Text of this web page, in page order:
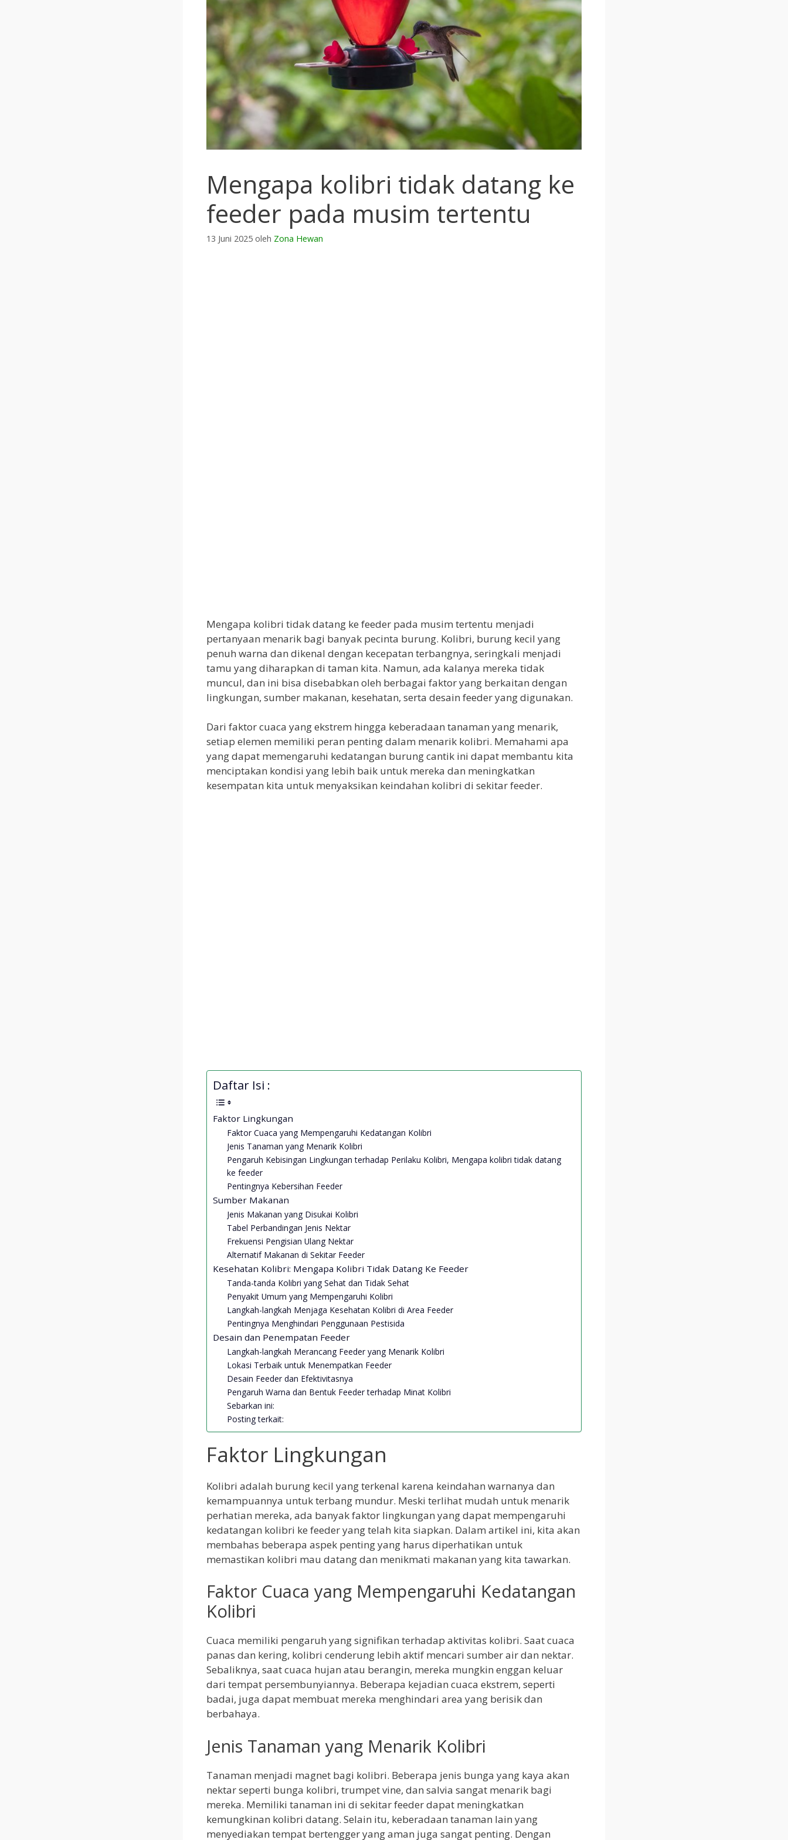
Mengapa kolibri tidak datang ke
feeder pada musim tertentu
13 Juni 2025 oleh Zona Hewan
Mengapa kolibri tidak datang ke feeder pada musim tertentu menjadi
pertanyaan menarik bagi banyak pecinta burung. Kolibri, burung kecil yang
penuh warna dan dikenal dengan kecepatan terbangnya, seringkali menjadi
tamu yang diharapkan di taman kita. Namun, ada kalanya mereka tidak
muncul, dan ini bisa disebabkan oleh berbagai faktor yang berkaitan dengan
lingkungan, sumber makanan, kesehatan, serta desain feeder yang digunakan.
Dari faktor cuaca yang ekstrem hingga keberadaan tanaman yang menarik,
setiap elemen memiliki peran penting dalam menarik kolibri. Memahami apa
yang dapat memengaruhi kedatangan burung cantik ini dapat membantu kita
menciptakan kondisi yang lebih baik untuk mereka dan meningkatkan
kesempatan kita untuk menyaksikan keindahan kolibri di sekitar feeder.
Daftar Isi :
Faktor Lingkungan
Faktor Cuaca yang Mempengaruhi Kedatangan Kolibri
Jenis Tanaman yang Menarik Kolibri
Pengaruh Kebisingan Lingkungan terhadap Perilaku Kolibri, Mengapa kolibri tidak datang
ke feeder
Pentingnya Kebersihan Feeder
Sumber Makanan
Jenis Makanan yang Disukai Kolibri
Tabel Perbandingan Jenis Nektar
Frekuensi Pengisian Ulang Nektar
Alternatif Makanan di Sekitar Feeder
Kesehatan Kolibri: Mengapa Kolibri Tidak Datang Ke Feeder
Tanda-tanda Kolibri yang Sehat dan Tidak Sehat
Penyakit Umum yang Mempengaruhi Kolibri
Langkah-langkah Menjaga Kesehatan Kolibri di Area Feeder
Pentingnya Menghindari Penggunaan Pestisida
Desain dan Penempatan Feeder
Langkah-langkah Merancang Feeder yang Menarik Kolibri
Lokasi Terbaik untuk Menempatkan Feeder
Desain Feeder dan Efektivitasnya
Pengaruh Warna dan Bentuk Feeder terhadap Minat Kolibri
Sebarkan ini:
Posting terkait:
Faktor Lingkungan
Kolibri adalah burung kecil yang terkenal karena keindahan warnanya dan
kemampuannya untuk terbang mundur. Meski terlihat mudah untuk menarik
perhatian mereka, ada banyak faktor lingkungan yang dapat mempengaruhi
kedatangan kolibri ke feeder yang telah kita siapkan. Dalam artikel ini, kita akan
membahas beberapa aspek penting yang harus diperhatikan untuk
memastikan kolibri mau datang dan menikmati makanan yang kita tawarkan.
Faktor Cuaca yang Mempengaruhi Kedatangan
Kolibri
Cuaca memiliki pengaruh yang signifikan terhadap aktivitas kolibri. Saat cuaca
panas dan kering, kolibri cenderung lebih aktif mencari sumber air dan nektar.
Sebaliknya, saat cuaca hujan atau berangin, mereka mungkin enggan keluar
dari tempat persembunyiannya. Beberapa kejadian cuaca ekstrem, seperti
badai, juga dapat membuat mereka menghindari area yang berisik dan
berbahaya.
Jenis Tanaman yang Menarik Kolibri
Tanaman menjadi magnet bagi kolibri. Beberapa jenis bunga yang kaya akan
nektar seperti bunga kolibri, trumpet vine, dan salvia sangat menarik bagi
mereka. Memiliki tanaman ini di sekitar feeder dapat meningkatkan
kemungkinan kolibri datang. Selain itu, keberadaan tanaman lain yang
menyediakan tempat bertengger yang aman juga sangat penting. Dengan